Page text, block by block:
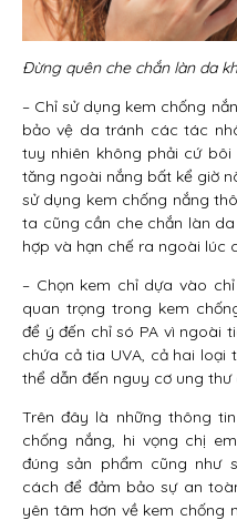
Đừng quên che chắn làn da
– Chỉ sử dụng kem chống
bảo vệ da tránh các tác
tuy nhiên không phải cứ
tăng ngoài nắng bất kể giờ
sử dụng kem chống nắng
ta cũng cần che chắn làn
hợp và hạn chế ra ngoài lúc
– Chọn kem chỉ dựa vào
quan trọng trong kem
để ý đến chỉ só PA vì ngoài
chứa cả tia UVA, cả hai
thể dẫn đến nguy cơ ung
Trên đây là những thông
chống nắng, hi vọng chị
đúng sản phẩm cũng như
cách để đảm bảo sự an
yên tâm hơn về kem chống